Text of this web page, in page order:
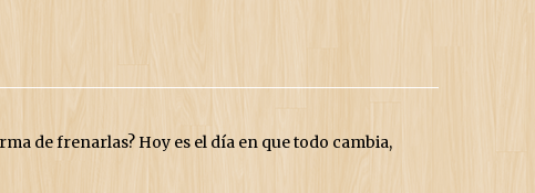
de frenarlas? Hoy es el día en que todo cambia,